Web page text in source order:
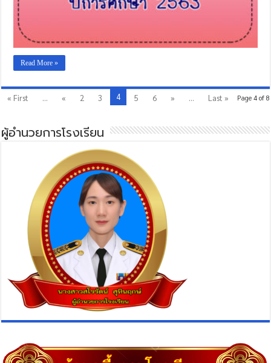
Read More »
Page 4 of 8
« First ... « 2 3 4 5 6 » ... Last »
ผู้อำนวยการโรงเรียน